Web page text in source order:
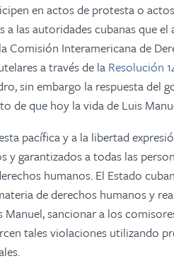
en actos de protesta o
a las autoridades cubanas que
Comisión Interamericana de
a través de la Resolución
sin embargo la respuesta del
de que hoy la vida de Luis
pacífica y a la libertad
y garantizados a todas las
humanos. El Estado
de derechos humanos y
Manuel, sancionar a los
tales violaciones utilizando